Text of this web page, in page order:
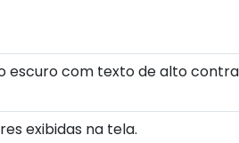
escuro com texto de alto
exibidas na tela.